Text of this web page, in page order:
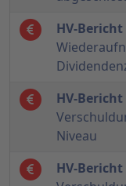
HV-
HV-
Niveau
HV-